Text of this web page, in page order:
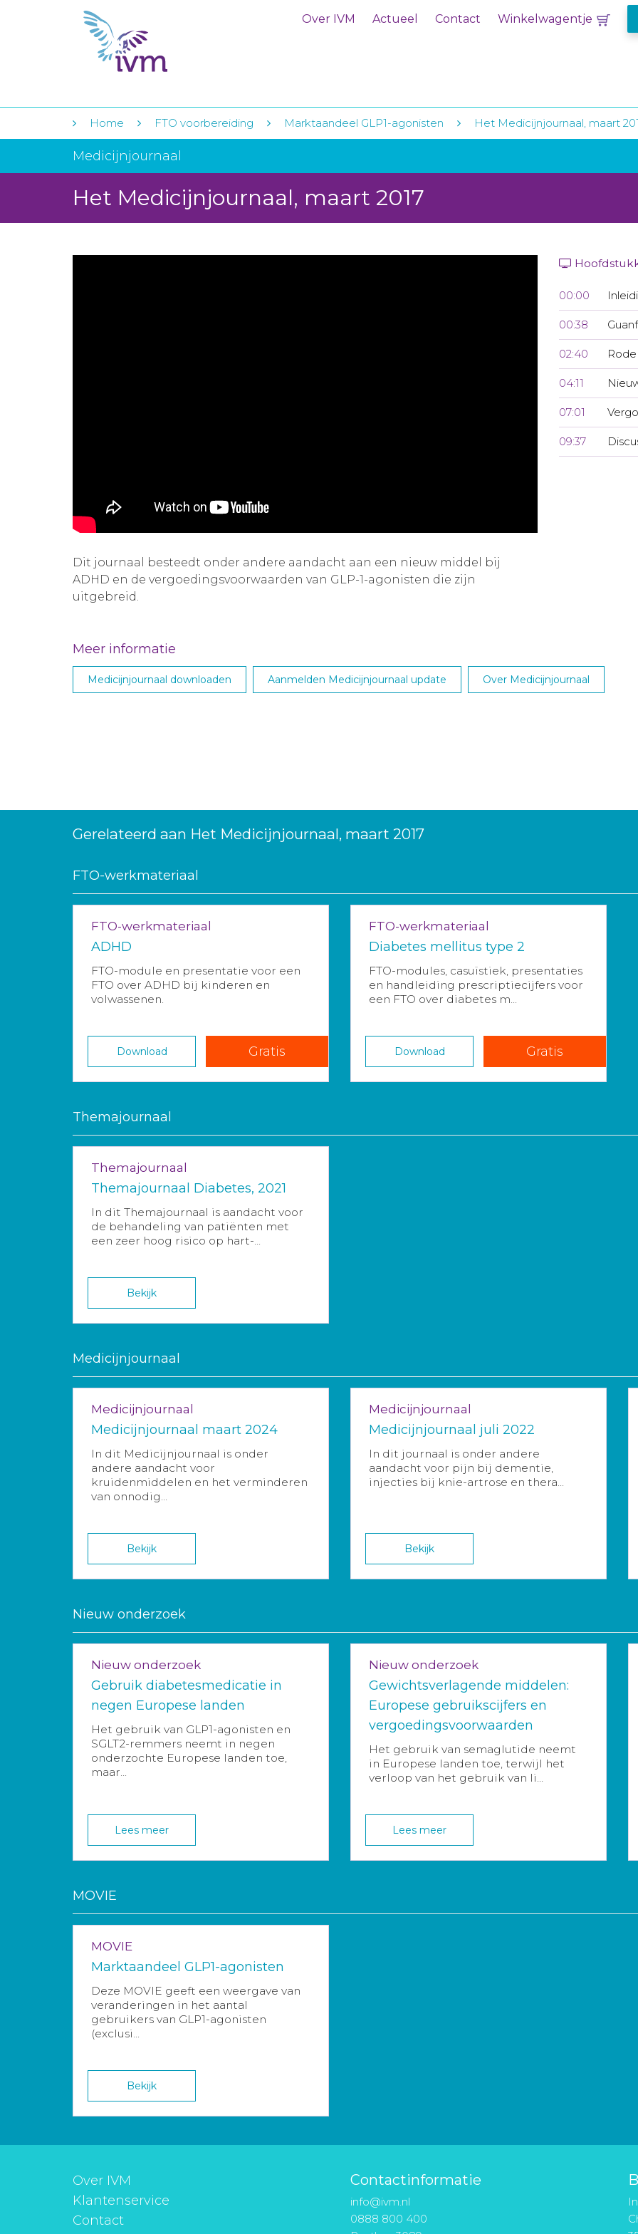
Over IVM Actueel Contact Winkelwagentje
Home FTO voorbereiding Marktaandeel GLP1-agonisten Het Medicijnjournaal, maart
Medicijnjournaal
Het Medicijnjournaal, maart 2017
00:00
00:38
02:40
04:11
07:01
09:37
Dit journaal besteedt onder andere aandacht aan een nieuw middel bij
ADHD en de vergoedingsvoorwaarden van GLP-1-agonisten die zijn
uitgebreid.
Meer informatie
Medicijnjournaal downloaden Aanmelden Medicijnjournaal update Over Medicijnjournaal
Gerelateerd aan Het Medicijnjournaal, maart 2017
FTO-werkmateriaal
FTO-werkmateriaal
ADHD
FTO-module en presentatie voor een
FTO over ADHD bij kinderen en
volwassenen.
Download Gratis
FTO-werkmateriaal
Diabetes mellitus type 2
FTO-modules, casuïstiek, presentaties
en handleiding prescriptiecijfers voor
een FTO over diabetes m...
Download Gratis
Themajournaal
Themajournaal
Themajournaal Diabetes, 2021
In dit Themajournaal is aandacht voor
de behandeling van patiënten met
een zeer hoog risico op hart-...
Bekijk
Medicijnjournaal
Medicijnjournaal
Medicijnjournaal maart 2024
In dit Medicijnjournaal is onder
andere aandacht voor
kruidenmiddelen en het verminderen
van onnodig...
Bekijk
Medicijnjournaal
Medicijnjournaal juli 2022
In dit journaal is onder andere
aandacht voor pijn bij dementie,
injecties bij knie-artrose en thera...
Bekijk
Nieuw onderzoek
Nieuw onderzoek
Gebruik diabetesmedicatie in
negen Europese landen
Het gebruik van GLP1-agonisten en
SGLT2-remmers neemt in negen
onderzochte Europese landen toe,
maar...
Lees meer
Nieuw onderzoek
Gewichtsverlagende middelen:
Europese gebruikscijfers en
vergoedingsvoorwaarden
Het gebruik van semaglutide neemt
in Europese landen toe, terwijl het
verloop van het gebruik van li...
Lees meer
MOVIE
MOVIE
Marktaandeel GLP1-agonisten
Deze MOVIE geeft een weergave van
veranderingen in het aantal
gebruikers van GLP1-agonisten
(exclusi...
Bekijk
Over IVM
Klantenservice
Contact
Contactinformatie
info@ivm.nl
0888 800 400